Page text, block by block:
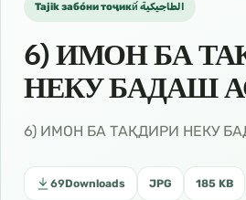
Tajik забо́ни тоҷикӣ́ الطاجيكية
6) ИМОН БА
НЕКУ БАДАШ
6) ИМОН БА ТАҚДИРИ НЕКУ
69Downloads JPG 185 KB